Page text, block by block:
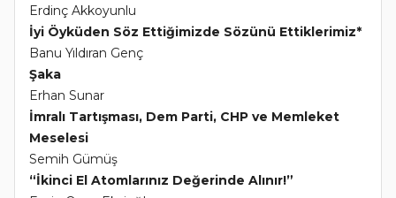
Erdinç Akkoyunlu
İyi Öyküden Söz Ettiğimizde Sözünü Ettiklerimiz*
Banu Yıldıran Genç
Şaka
Erhan Sunar
İmralı Tartışması, Dem Parti, CHP ve Memleket
Meselesi
Semih Gümüş
“İkinci El Atomlarınız Değerinde Alınır!”